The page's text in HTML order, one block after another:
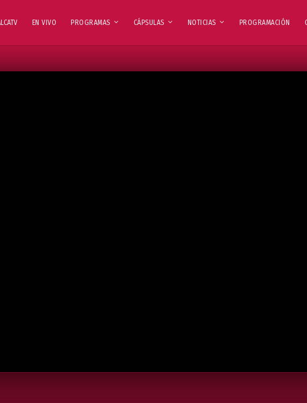
EN VIVO PROGRAMAS CÁPSULAS NOTICIAS PROGRAMACIÓN